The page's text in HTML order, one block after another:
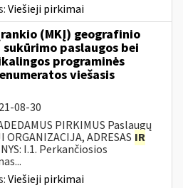
Viešieji pirkimai
(MKĮ) geografinio
paslaugos bei
programinės
viešasis
08-30
PIRKIMUS Paslaugų
ADRESAS IR
I.1. Perkančiosios
Viešieji pirkimai